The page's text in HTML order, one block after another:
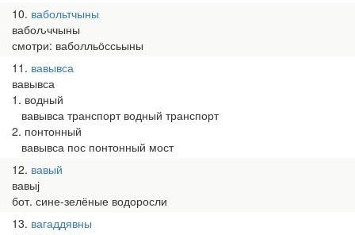
10 вабольтчыны
вабоԉччыны
смотри: ваболльӧссьыны
11 вавывса
вавывса
1. водный
вавывса транспорт водный транспорт
2. понтонный
вавывса пос понтонный мост
12 вавый
вавыј
бот. сине-зелёные водоросли
13 вагаддявны